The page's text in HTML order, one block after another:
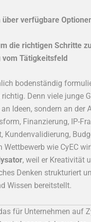
verfügbare
die richtigen Schritte
vom Tätigkeitsfeld
bodenständig
Denn viele junge
Ideen, sondern an der
Finanzierung, IP-
Kundenvalidierung,
Wettbewerb wie CyEC
, weil er Kreativität
Denken strukturiert
Wissen bereitstellt.
für Unternehmen auf